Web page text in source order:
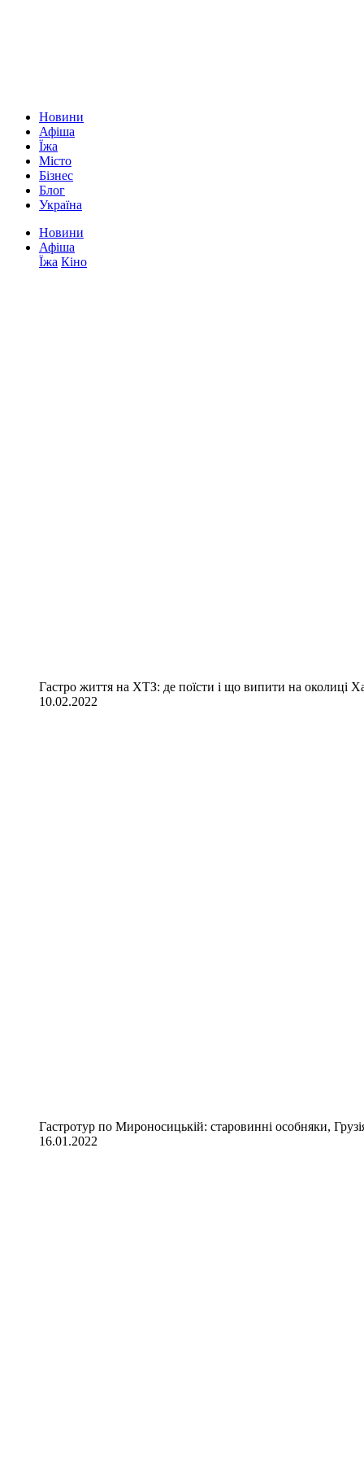
Новини
Афіша
Їжа
Місто
Бізнес
Блог
Україна
Новини
Афіша
Їжа Кіно
Гастро життя на ХТЗ: де поїсти і що випити на околиці
10.02.2022
Гастротур по Мироносицькій: старовинні особняки,
16.01.2022